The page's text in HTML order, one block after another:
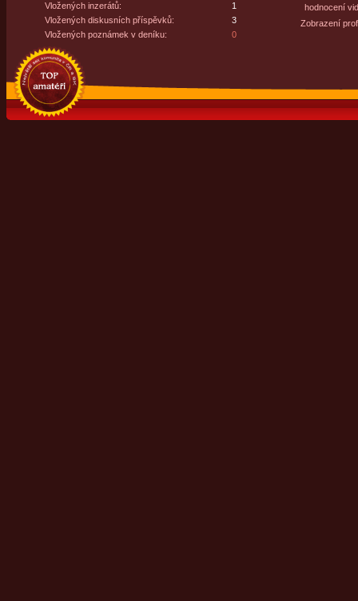
Vložených inzerátů:
1
Vložených diskusních příspěvků:
3
Vložených poznámek v deníku:
0
hodnocení
Zobrazení